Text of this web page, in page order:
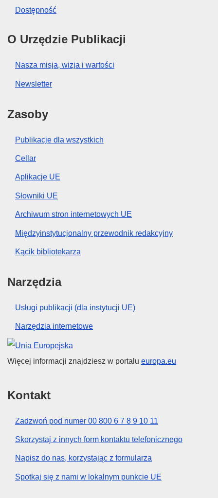
Dostępność
O Urzędzie Publikacji
Nasza misja, wizja i wartości
Newsletter
Zasoby
Publikacje dla wszystkich
Cellar
Aplikacje UE
Słowniki UE
Archiwum stron internetowych UE
Międzyinstytucjonalny przewodnik redakcyjny
Kącik bibliotekarza
Narzędzia
Usługi publikacji (dla instytucji UE)
Narzędzia internetowe
Unia Europejska
Więcej informacji znajdziesz w portalu europa.eu
Kontakt
Zadzwoń pod numer 00 800 6 7 8 9 10 11
Skorzystaj z innych form kontaktu telefonicznego
Napisz do nas, korzystając z formularza
Spotkaj się z nami w lokalnym punkcie UE